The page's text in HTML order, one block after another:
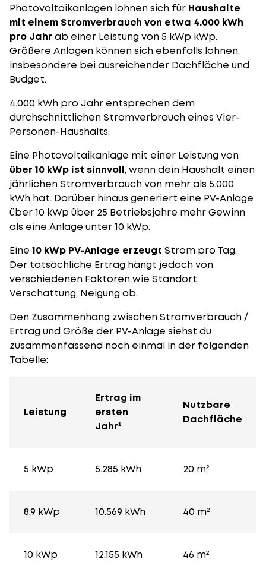
Photovoltaikanlagen lohnen sich für Haushalte
mit einem Stromverbrauch von etwa 4.000 kWh
pro Jahr ab einer Leistung von 5 kWp kWp.
Größere Anlagen können sich ebenfalls lohnen,
insbesondere bei ausreichender Dachfläche und
Budget.
4.000 kWh pro Jahr entsprechen dem
durchschnittlichen Stromverbrauch eines Vier-
Personen-Haushalts.
Eine Photovoltaikanlage mit einer Leistung von
über 10 kWp ist sinnvoll, wenn dein Haushalt einen
jährlichen Stromverbrauch von mehr als 5.000
kWh hat. Darüber hinaus generiert eine PV-Anlage
über 10 kWp über 25 Betriebsjahre mehr Gewinn
als eine Anlage unter 10 kWp.
Eine 10 kWp PV-Anlage erzeugt Strom pro Tag.
Der tatsächliche Ertrag hängt jedoch von
verschiedenen Faktoren wie Standort,
Verschattung, Neigung ab.
Den Zusammenhang zwischen Stromverbrauch /
Ertrag und Größe der PV-Anlage siehst du
zusammenfassend noch einmal in der folgenden
Tabelle:
Leistung
Ertrag im
ersten
Jahr¹
Nutzbare
Dachfläche
5 kWp 5.285 kWh 20 m²
8,9 kWp 10.569 kWh 40 m²
10 kWp 12.155 kWh 46 m²